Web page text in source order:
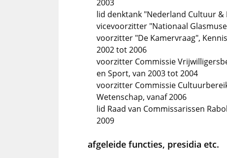
2003
lid denktank "Nederland Cultuur &
vicevoorzitter "Nationaal
voorzitter "De Kamervraag",
2002 tot 2006
voorzitter Commissie
en Sport, van 2003 tot 2004
voorzitter Commissie
Wetenschap, vanaf 2006
lid Raad van Commissarissen
2009
afgeleide functies, presidia etc.